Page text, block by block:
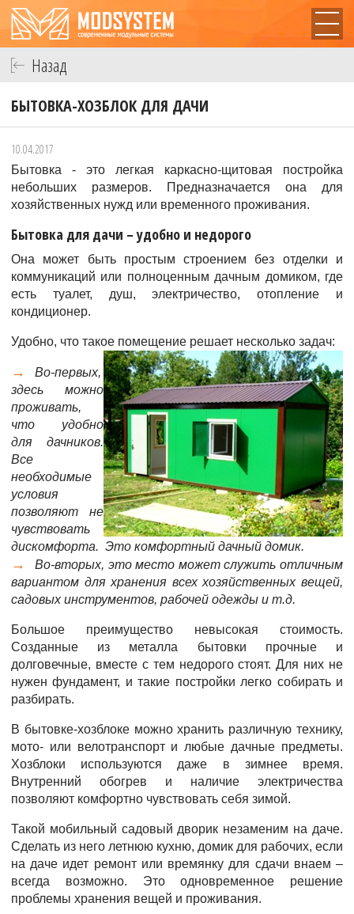
Назад
БЫТОВКА-ХОЗБЛОК ДЛЯ ДАЧИ
10.04.2017
Бытовка - это легкая каркасно-щитовая постройка
небольших размеров. Предназначается она для
хозяйственных нужд или временного проживания.
Бытовка для дачи – удобно и недорого
Она может быть простым строением без отделки и
коммуникаций или полноценным дачным домиком, где
есть туалет, душ, электричество, отопление и
кондиционер.
Удобно, что такое помещение решает несколько задач:
Во-первых,
здесь можно
проживать,
что удобно
для дачников.
Все
необходимые
условия
позволяют не
чувствовать
дискомфорта. Это комфортный дачный домик.
Во-вторых, это место может служить отличным
вариантом для хранения всех хозяйственных вещей,
садовых инструментов, рабочей одежды и т.д.
Большое преимущество невысокая стоимость.
Созданные из металла бытовки прочные и
долговечные, вместе с тем недорого стоят. Для них не
нужен фундамент, и такие постройки легко собирать и
разбирать.
В бытовке-хозблоке можно хранить различную технику,
мото- или велотранспорт и любые дачные предметы.
Хозблоки используются даже в зимнее время.
Внутренний обогрев и наличие электричества
позволяют комфортно чувствовать себя зимой.
Такой мобильный садовый дворик незаменим на даче.
Сделать из него летнюю кухню, домик для рабочих, если
на даче идет ремонт или времянку для сдачи внаем –
всегда возможно. Это одновременное решение
проблемы хранения вещей и проживания.